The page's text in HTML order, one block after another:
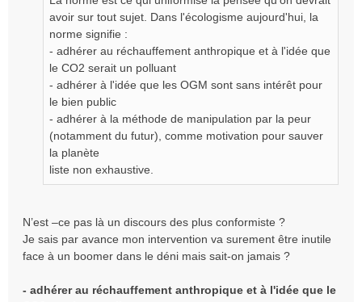
avoir sur tout sujet. Dans l'écologisme aujourd'hui, la
norme signifie :
- adhérer au réchauffement anthropique et à l'idée que
le CO2 serait un polluant
- adhérer à l'idée que les OGM sont sans intérêt pour
le bien public
- adhérer à la méthode de manipulation par la peur
(notamment du futur), comme motivation pour sauver
la planète
liste non exhaustive.
N’est –ce pas là un discours des plus conformiste ?
Je sais par avance mon intervention va surement être inutile
face à un boomer dans le déni mais sait-on jamais ?
- adhérer au réchauffement anthropique et à l'idée que le